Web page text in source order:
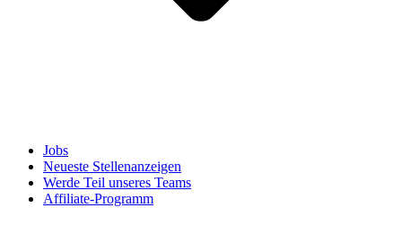
Jobs
Neueste Stellenanzeigen
Werde Teil unseres Teams
Affiliate-Programm